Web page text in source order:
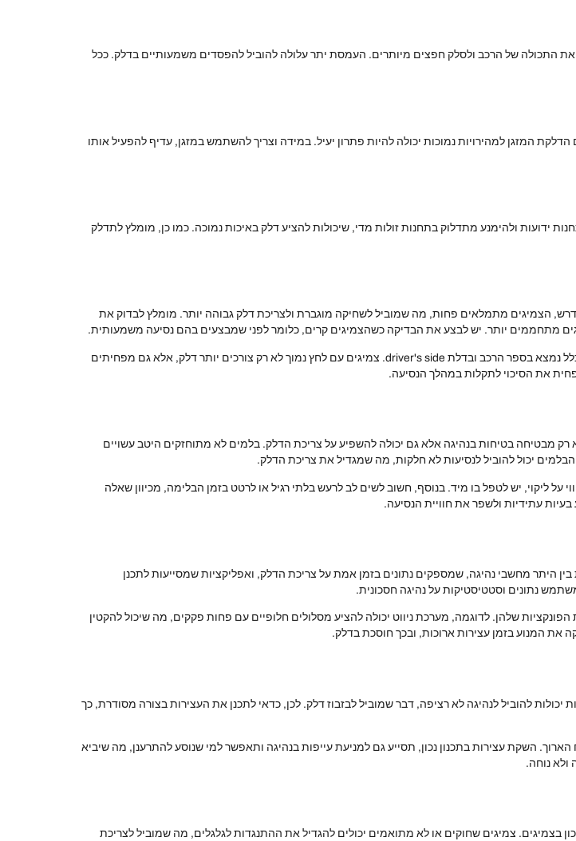
את התכולה של הרכב ולסלק חפצים מיותרים. העמסת יתר עלולה להוביל להפסדים משמעותיים בדלק. ככל
המזגן למהירויות נמוכות יכולה להיות פתרון יעיל. במידה וצריך להשתמש במזגן, עדיף להפעיל אותו
ידועות ולהימנע מתדלוק בתחנות זולות מדי, שיכולות להציע דלק באיכות נמוכה. כמו כן, מומלץ לתדלק
הצמיגים מתמלאים פחות, מה שמוביל לשחיקה מוגברת ולצריכת דלק גבוהה יותר. מומלץ לבדוק את
מתחממים יותר. יש לבצע את הבדיקה כשהצמיגים קרים, כלומר לפני שמבצעים בהם נסיעה משמעותית.
כדי לשמור על לחץ האוויר הנכון, יש לעקוב אחרי ההמלצות של יצרן הרכב. המידע הזה בדרך כלל נמצא בספר הרכב ובדלת driver's side. צמיגים עם לחץ נמוך לא רק צורכים יותר דלק, אלא גם מפחיתים
את הסיכוי לתקלות במהלך הנסיעה.
בטיחות בנהיגה אלא גם יכולה להשפיע על צריכת הדלק. בלמים לא מתוחזקים היטב עשויים
יכול להוביל לנסיעות לא חלקות, מה שמגדיל את צריכת הדלק.
ליקוי, יש לטפל בו מיד. בנוסף, חשוב לשים לב לרעש בלתי רגיל או לרטט בזמן הבלימה, מכיוון שאלה
עתידיות ולשפר את חוויית הנסיעה.
בין היתר מחשבי נהיגה, שמספקים נתונים בזמן אמת על צריכת הדלק, ואפליקציות שמסייעות לתכנן
נתונים וסטטיסטיקות על נהיגה חסכונית.
שלהן. לדוגמה, מערכת ניווט יכולה להציע מסלולים חלופיים עם פחות פקקים, מה שיכול להקטין
להוביל לנהיגה לא רציפה, דבר שמוביל לבזבוז דלק. לכן, כדאי לתכנן את העצירות בצורה מסודרת, כך
השקת עצירות בתכנון נכון, תסייע גם למניעת עייפות בנהיגה ותאפשר למי שנוסע להתרענן, מה שיביא
ולא נוחה.
בצמיגים. צמיגים שחוקים או לא מתואמים יכולים להגדיל את ההתנגדות לגלגלים, מה שמוביל לצריכת